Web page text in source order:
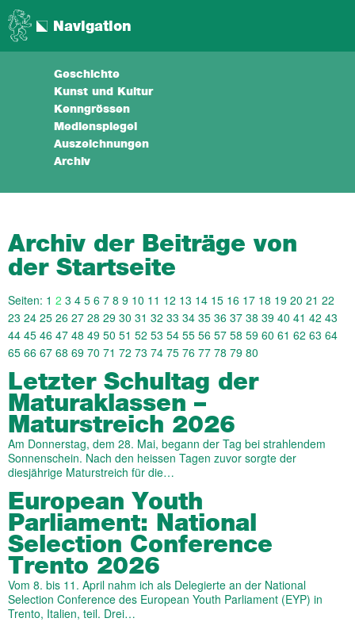
Navigation
Geschichte
Kunst und Kultur
Kenngrössen
Medienspiegel
Auszeichnungen
Archiv
Archiv der Beiträge von
der Startseite
Seiten: 1 2 3 4 5 6 7 8 9 10 11 12 13 14 15 16 17 18 19 20 21 22
23 24 25 26 27 28 29 30 31 32 33 34 35 36 37 38 39 40 41 42 43
44 45 46 47 48 49 50 51 52 53 54 55 56 57 58 59 60 61 62 63 64
65 66 67 68 69 70 71 72 73 74 75 76 77 78 79 80
Letzter Schultag der
Maturaklassen –
Maturstreich 2026
Am Donnerstag, dem 28. Mai, begann der Tag bei strahlendem
Sonnenschein. Nach den heissen Tagen zuvor sorgte der
diesjährige Maturstreich für die…
European Youth
Parliament: National
Selection Conference
Trento 2026
Vom 8. bis 11. April nahm ich als Delegierte an der National
Selection Conference des European Youth Parliament (EYP) in
Trento, Italien, teil. Drei…